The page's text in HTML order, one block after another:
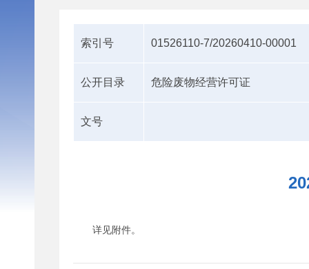
索引号 01526110-7/20260410-00001
公开目录 危险废物经营许可证
文号
详见附件。